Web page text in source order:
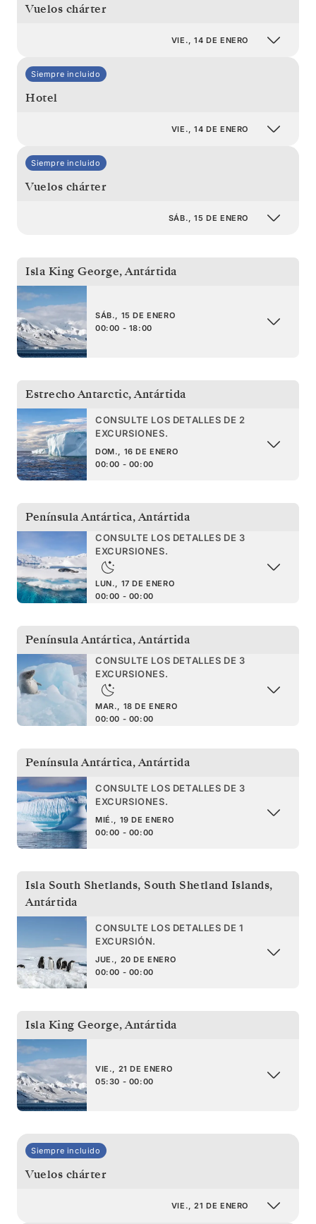
Vuelos chárter
VIE., 14 DE ENERO
Siempre incluido
Hotel
VIE., 14 DE ENERO
Siempre incluido
Vuelos chárter
SÁB., 15 DE ENERO
Isla King George,Antártida
SÁB., 15 DE ENERO
00:00 - 18:00
Estrecho Antarctic,Antártida
CONSULTE LOS DETALLES DE 2
EXCURSIONES.
DOM., 16 DE ENERO
00:00 - 00:00
Península Antártica,Antártida
CONSULTE LOS DETALLES DE 3
EXCURSIONES.
LUN., 17 DE ENERO
00:00 - 00:00
Península Antártica,Antártida
CONSULTE LOS DETALLES DE 3
EXCURSIONES.
MAR., 18 DE ENERO
00:00 - 00:00
Península Antártica,Antártida
CONSULTE LOS DETALLES DE 3
EXCURSIONES.
MIÉ., 19 DE ENERO
00:00 - 00:00
Isla South Shetlands, South Shetland Islands,
Antártida
CONSULTE LOS DETALLES DE 1
EXCURSIÓN.
JUE., 20 DE ENERO
00:00 - 00:00
Isla King George,Antártida
VIE., 21 DE ENERO
05:30 - 00:00
Siempre incluido
Vuelos chárter
VIE., 21 DE ENERO